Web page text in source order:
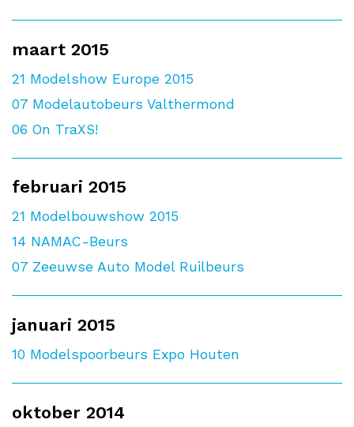
maart 2015
21 Modelshow Europe 2015
07 Modelautobeurs Valthermond
06 On TraXS!
februari 2015
21 Modelbouwshow 2015
14 NAMAC-Beurs
07 Zeeuwse Auto Model Ruilbeurs
januari 2015
10 Modelspoorbeurs Expo Houten
oktober 2014